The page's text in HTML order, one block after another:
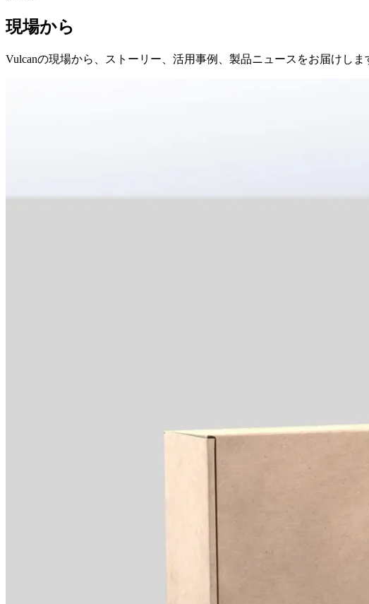
現場から
Vulcanの現場から、ストーリー、活用事例、製品ニュースをお届けしま